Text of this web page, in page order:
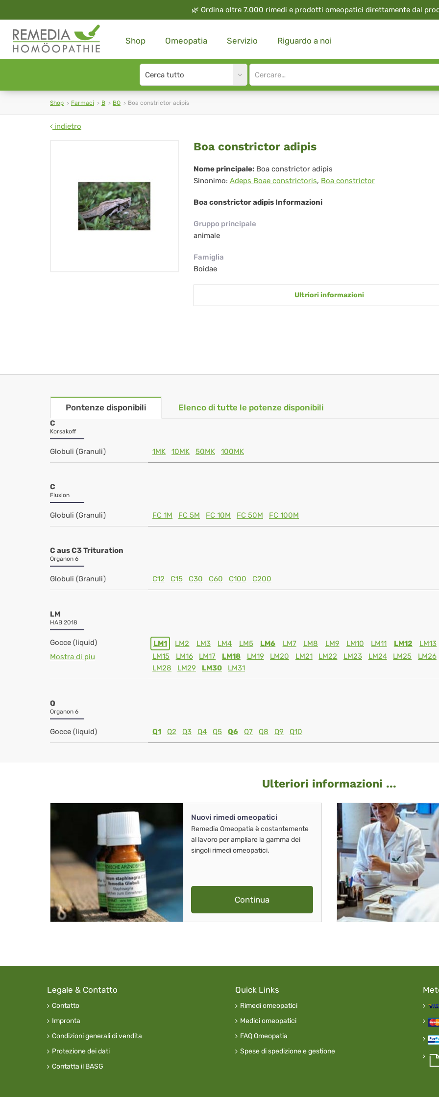
🌿 Ordina oltre 7.000 rimedi e prodotti omeopatici direttamente dal
Shop Omeopatia Servizio Riguardo a noi
Search
type
Site
search
Shop Farmaci B BO Boa constrictor adipis
indietro
Boa
constrictor
adipis
Boa constrictor adipis
Nome principale: Boa constrictor adipis
Sinonimo: Adeps Boae constrictoris, Boa constrictor
Boa constrictor adipis Informazioni
Gruppo principale
animale
Famiglia
Boidae
Ultriori informazioni
Pontenze disponibili Elenco di tutte le potenze disponibili
C
Korsakoff
Globuli (Granuli) 1MK 10MK 50MK 100MK
C
Fluxion
Globuli (Granuli) FC 1M FC 5M FC 10M FC 50M FC 100M
C aus C3 Trituration
Organon 6
Globuli (Granuli) C12 C15 C30 C60 C100 C200
LM
HAB 2018
Gocce (liquid)
Mostra di piu
LM1 LM2 LM3 LM4 LM5 LM6 LM7 LM8 LM9 LM10 LM11 LM12 LM13
LM15
LM16 LM17 LM18 LM19 LM20 LM21 LM22 LM23 LM24 LM25 LM26
LM28
LM29 LM30 LM31
Q
Organon 6
Gocce (liquid) Q1 Q2 Q3 Q4 Q5 Q6 Q7 Q8 Q9 Q10
Ulteriori informazioni ...
Nuovi rimedi omeopatici
Remedia Omeopatia è costantemente
al lavoro per ampliare la gamma dei
singoli rimedi omeopatici.
Continua
Legale & Contatto
Contatto
Impronta
Condizioni generali di vendita
Protezione dei dati
Contatta il BASG
Quick Links
Rimedi omeopatici
Medici omeopatici
FAQ Omeopatia
Spese di spedizione e gestione